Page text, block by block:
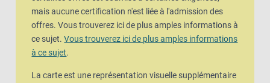
mais aucune certification n'est liée à l'admission des
offres. Vous trouverez ici de plus amples informations à
ce sujet.Vous trouverez ici de plus amples informations
à ce sujet.
La carte est une représentation visuelle supplémentaire